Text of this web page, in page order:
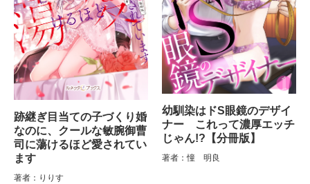
跡継ぎ目当ての子づくり婚
なのに、クールな敏腕御曹
司に蕩けるほど愛されてい
ます
著者：りりす
幼馴染はドS眼鏡のデザイ
ナー これって濃厚エッチ
じゃん!?【分冊版】
著者：憧 明良